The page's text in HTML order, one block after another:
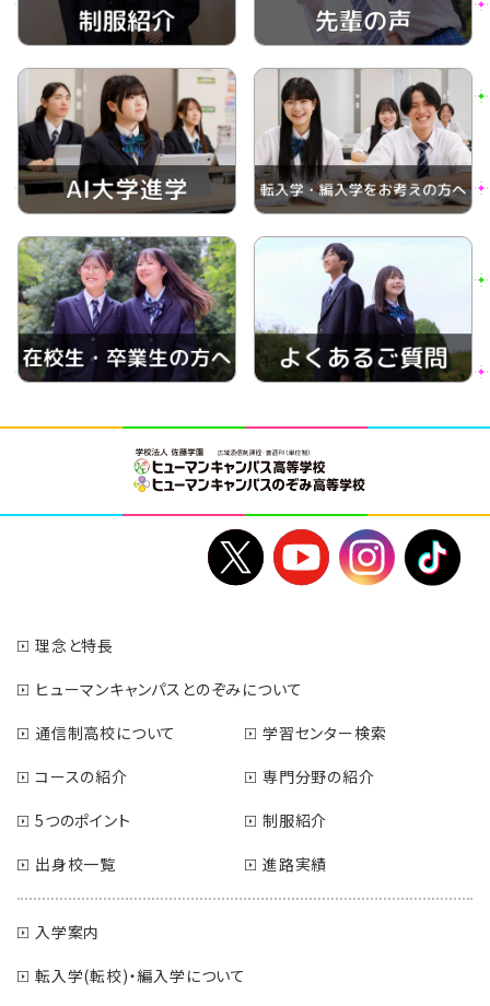
理念と特長
ヒューマンキャンパスとのぞみについて
通信制高校について
学習センター検索
コースの紹介
専門分野の紹介
5つのポイント
制服紹介
出身校一覧
進路実績
入学案内
転入学(転校)・編入学について